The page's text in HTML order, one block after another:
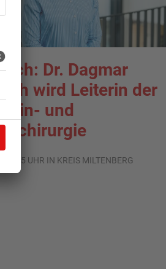
Dr. Dagmar
wird Leiterin der
und
11:35 UHR IN KREIS MILTENBERG